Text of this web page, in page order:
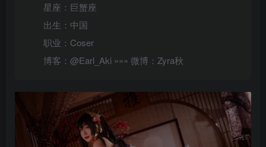
星座：巨蟹座
出生：中国
职业：Coser
博客：@Earl_Aki »»» 微博：Zyra秋